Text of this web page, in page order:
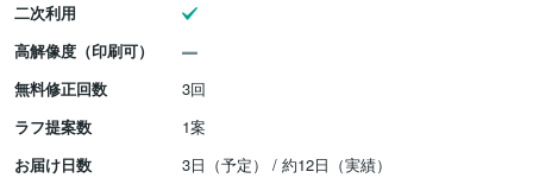
二次利用
高解像度（印刷可）
無料修正回数
3回
ラフ提案数
1案
お届け日数
3日（予定） / 約12日（実績）